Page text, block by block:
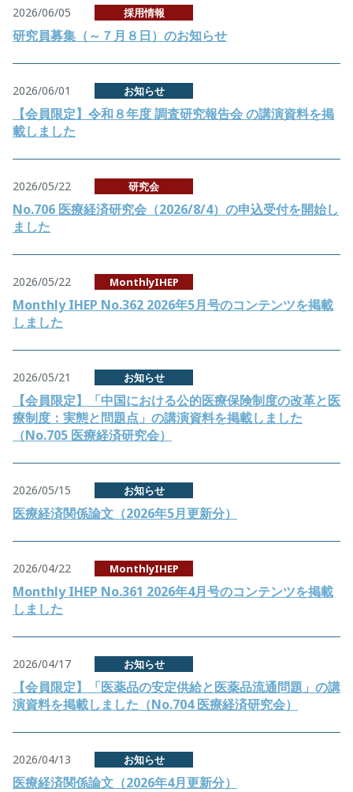
2026/06/05 採用情報
研究員募集（～７月８日）のお知らせ
2026/06/01 お知らせ
【会員限定】令和８年度 調査研究報告会 の講演資料を掲
載しました
2026/05/22 研究会
No.706 医療経済研究会（2026/8/4）の申込受付を開始し
ました
2026/05/22 MonthlyIHEP
Monthly IHEP No.362 2026年5月号のコンテンツを掲載
しました
2026/05/21 お知らせ
【会員限定】「中国における公的医療保険制度の改革と医
療制度：実態と問題点」の講演資料を掲載しました
（No.705 医療経済研究会）
2026/05/15 お知らせ
医療経済関係論文（2026年5月更新分）
2026/04/22 MonthlyIHEP
Monthly IHEP No.361 2026年4月号のコンテンツを掲載
しました
2026/04/17 お知らせ
【会員限定】「医薬品の安定供給と医薬品流通問題」の講
演資料を掲載しました（No.704 医療経済研究会）
2026/04/13 お知らせ
医療経済関係論文（2026年4月更新分）